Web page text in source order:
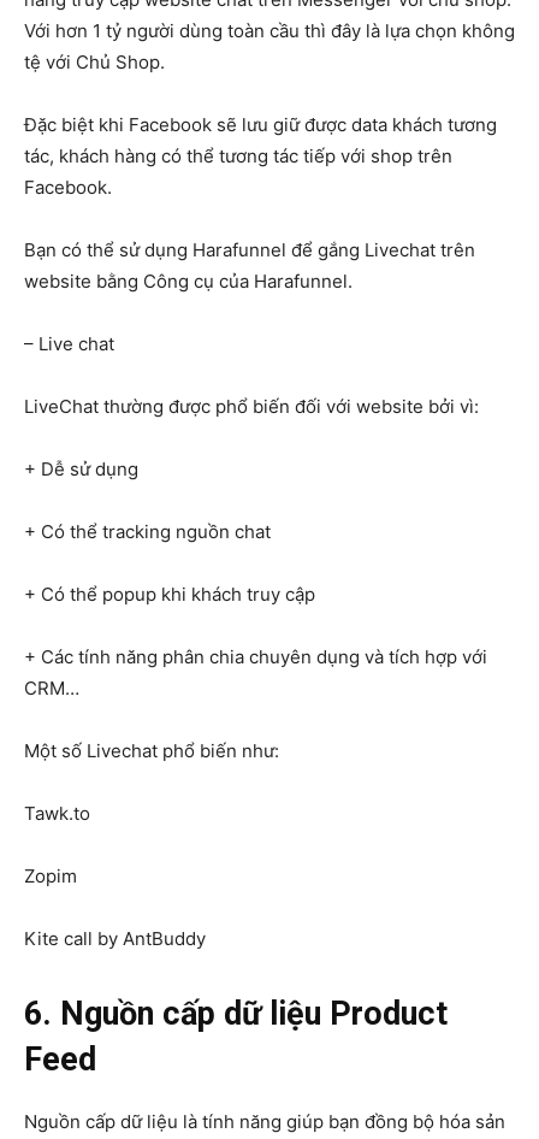
Với hơn 1 tỷ người dùng toàn cầu thì đây là lựa chọn không
tệ với Chủ Shop.
Đặc biệt khi Facebook sẽ lưu giữ được data khách tương
tác, khách hàng có thể tương tác tiếp với shop trên
Facebook.
Bạn có thể sử dụng Harafunnel để gắng Livechat trên
website bằng Công cụ của Harafunnel.
– Live chat
LiveChat thường được phổ biến đối với website bởi vì:
+ Dễ sử dụng
+ Có thể tracking nguồn chat
+ Có thể popup khi khách truy cập
+ Các tính năng phân chia chuyên dụng và tích hợp với
CRM…
Một số Livechat phổ biến như:
Tawk.to
Zopim
Kite call by AntBuddy
6. Nguồn cấp dữ liệu Product
Feed
Nguồn cấp dữ liệu là tính năng giúp bạn đồng bộ hóa sản